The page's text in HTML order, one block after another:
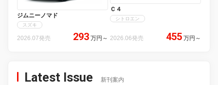
ジムニーノマド
スズキ
2026.07発売 293 万円 ～
Ｃ４
シトロエン
2026.06発売 455 万円 ～
Latest Issue 新刊案内